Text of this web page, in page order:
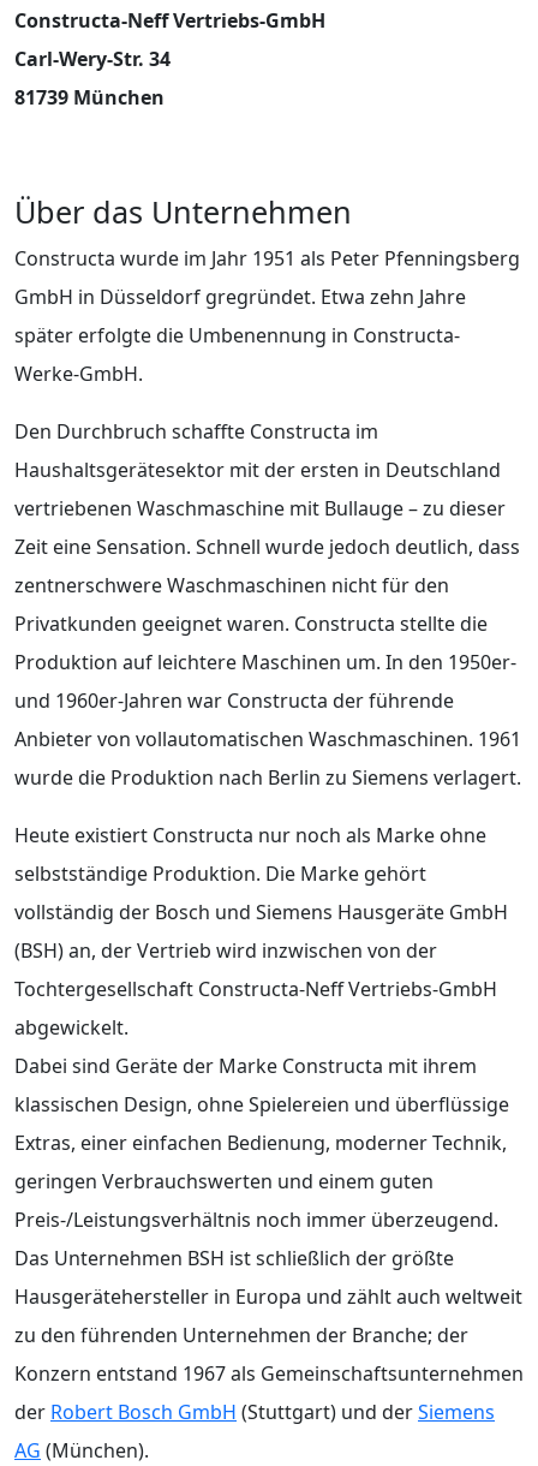
Constructa-Neff Vertriebs-GmbH
Carl-Wery-Str. 34
81739 München
Über das Unternehmen
Constructa wurde im Jahr 1951 als Peter Pfenningsberg
GmbH in Düsseldorf gregründet. Etwa zehn Jahre
später erfolgte die Umbenennung in Constructa-
Werke-GmbH.
Den Durchbruch schaffte Constructa im
Haushaltsgerätesektor mit der ersten in Deutschland
vertriebenen Waschmaschine mit Bullauge – zu dieser
Zeit eine Sensation. Schnell wurde jedoch deutlich, dass
zentnerschwere Waschmaschinen nicht für den
Privatkunden geeignet waren. Constructa stellte die
Produktion auf leichtere Maschinen um. In den 1950er-
und 1960er-Jahren war Constructa der führende
Anbieter von vollautomatischen Waschmaschinen. 1961
wurde die Produktion nach Berlin zu Siemens verlagert.
Heute existiert Constructa nur noch als Marke ohne
selbstständige Produktion. Die Marke gehört
vollständig der Bosch und Siemens Hausgeräte GmbH
(BSH) an, der Vertrieb wird inzwischen von der
Tochtergesellschaft Constructa-Neff Vertriebs-GmbH
abgewickelt.
Dabei sind Geräte der Marke Constructa mit ihrem
klassischen Design, ohne Spielereien und überflüssige
Extras, einer einfachen Bedienung, moderner Technik,
geringen Verbrauchswerten und einem guten
Preis-/Leistungsverhältnis noch immer überzeugend.
Das Unternehmen BSH ist schließlich der größte
Hausgerätehersteller in Europa und zählt auch weltweit
zu den führenden Unternehmen der Branche; der
Konzern entstand 1967 als Gemeinschaftsunternehmen
der Robert Bosch GmbH (Stuttgart) und derSiemens
AG (München).